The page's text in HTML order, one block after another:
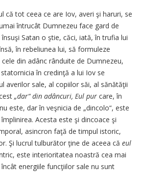
că tot ceea ce are Iov, averi şi haruri, se
întrucât Dumnezeu face gard de
Satan o ştie, căci, iată, în trufia lui
în rebeliunea lui, să formuleze
din adânc rânduite de Dumnezeu,
în credinţă a lui Iov se
averilor sale, al copiilor săi, al sănătăţii
„dar“ din adâncuri, Eul pur care, în
este, dar în veşnicia de „dincolo“, este
Acesta este şi dincoace şi
asincron faţă de timpul istoric,
Şi lucrul tulburător ţine de aceea că eul
este interioritatea noastră cea mai
energiile funcţiilor sale nu sunt